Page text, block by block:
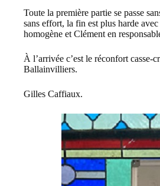
Toute la première partie se passe
sans effort, la fin est plus harde
homogène et Clément en
À l’arrivée c’est le réconfort casse-
Ballainvilliers.
Gilles Caffiaux.